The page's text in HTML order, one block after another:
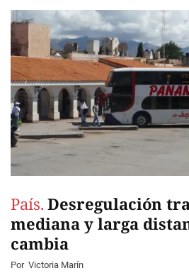
País. Desregulación
mediana y larga
cambia
Por Victoria Marín